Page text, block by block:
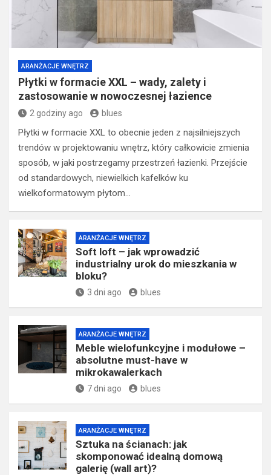
ARANŻACJE WNĘTRZ
Płytki w formacie XXL – wady, zalety i
zastosowanie w nowoczesnej łazience
2 godziny ago blues
Płytki w formacie XXL to obecnie jeden z najsilniejszych
trendów w projektowaniu wnętrz, który całkowicie zmienia
sposób, w jaki postrzegamy przestrzeń łazienki. Przejście
od standardowych, niewielkich kafelków ku
wielkoformatowym płytom…
ARANŻACJE WNĘTRZ
Soft loft – jak wprowadzić
industrialny urok do mieszkania w
bloku?
3 dni ago blues
ARANŻACJE WNĘTRZ
Meble wielofunkcyjne i modułowe –
absolutne must-have w
mikrokawalerkach
7 dni ago blues
ARANŻACJE WNĘTRZ
Sztuka na ścianach: jak
skomponować idealną domową
galerię (wall art)?